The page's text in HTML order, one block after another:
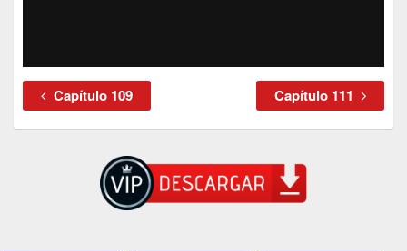
Capítulo 109 Capítulo 111